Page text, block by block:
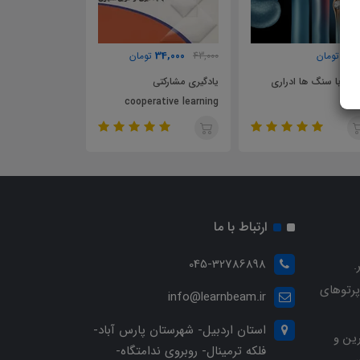
تومان
با سنگ ها ادراری
43,000
34,000 تومان
یادگیری مشارکتی
cooperative learning
و
ارتباط با ما
045-32786898
info@learnbeam.ir
استان اردبیل- شهرستان پارس آباد-
فلکه ترمینال- روبروی ندامتگاه-